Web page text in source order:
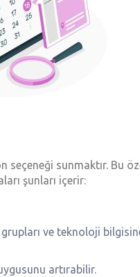
seçeneği sunmaktır. Bu
şunları içerir:
ve teknoloji
artırabilir.